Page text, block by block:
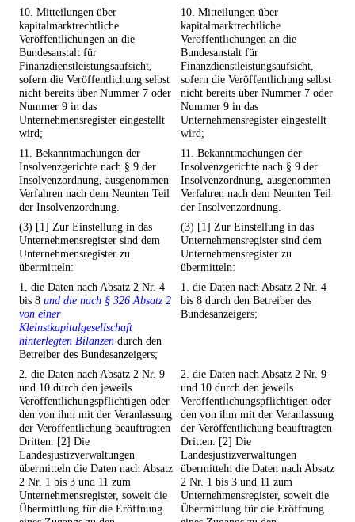
10. Mitteilungen über
kapitalmarktrechtliche
Veröffentlichungen an die
Bundesanstalt für
Finanzdienstleistungsaufsicht,
sofern die Veröffentlichung selbst
nicht bereits über Nummer 7 oder
Nummer 9 in das
Unternehmensregister eingestellt
wird;
10. Mitteilungen über
kapitalmarktrechtliche
Veröffentlichungen an die
Bundesanstalt für
Finanzdienstleistungsaufsicht,
sofern die Veröffentlichung selbst
nicht bereits über Nummer 7 oder
Nummer 9 in das
Unternehmensregister eingestellt
wird;
11. Bekanntmachungen der
Insolvenzgerichte nach § 9 der
Insolvenzordnung, ausgenommen
Verfahren nach dem Neunten Teil
der Insolvenzordnung.
11. Bekanntmachungen der
Insolvenzgerichte nach § 9 der
Insolvenzordnung, ausgenommen
Verfahren nach dem Neunten Teil
der Insolvenzordnung.
(3) [1] Zur Einstellung in das
Unternehmensregister sind dem
Unternehmensregister zu
übermitteln:
(3) [1] Zur Einstellung in das
Unternehmensregister sind dem
Unternehmensregister zu
übermitteln:
1. die Daten nach Absatz 2 Nr. 4
bis 8 und die nach § 326 Absatz 2
von einer
Kleinstkapitalgesellschaft
hinterlegten Bilanzen durch den
Betreiber des Bundesanzeigers;
1. die Daten nach Absatz 2 Nr. 4
bis 8 durch den Betreiber des
Bundesanzeigers;
2. die Daten nach Absatz 2 Nr. 9
und 10 durch den jeweils
Veröffentlichungspflichtigen oder
den von ihm mit der Veranlassung
der Veröffentlichung beauftragten
Dritten. [2] Die
Landesjustizverwaltungen
übermitteln die Daten nach Absatz
2 Nr. 1 bis 3 und 11 zum
Unternehmensregister, soweit die
Übermittlung für die Eröffnung
2. die Daten nach Absatz 2 Nr. 9
und 10 durch den jeweils
Veröffentlichungspflichtigen oder
den von ihm mit der Veranlassung
der Veröffentlichung beauftragten
Dritten. [2] Die
Landesjustizverwaltungen
übermitteln die Daten nach Absatz
2 Nr. 1 bis 3 und 11 zum
Unternehmensregister, soweit die
Übermittlung für die Eröffnung